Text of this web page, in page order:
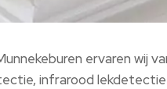
ervaren wij
infrarood